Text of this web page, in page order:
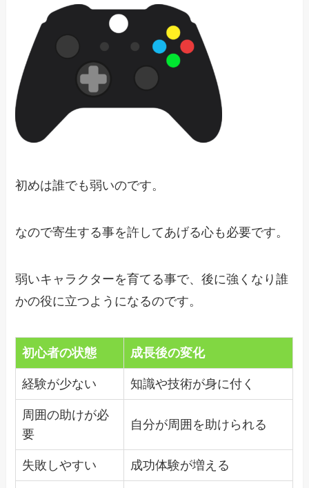
初めは誰でも弱いのです。
なので寄生する事を許してあげる心も必要です。
弱いキャラクターを育てる事で、後に強くなり誰
かの役に立つようになるのです。
初心者の状態 成長後の変化
経験が少ない 知識や技術が身に付く
周囲の助けが必
要
自分が周囲を助けられる
失敗しやすい 成功体験が増える